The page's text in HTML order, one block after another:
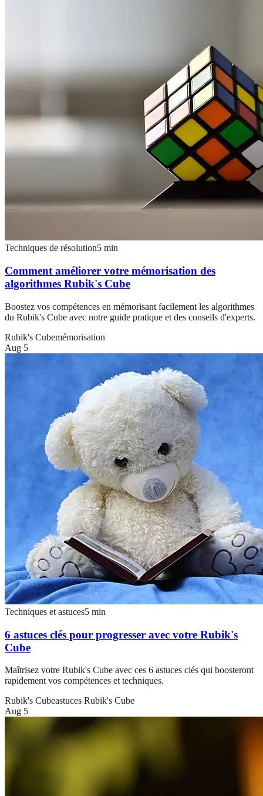
Techniques de résolution5 min
Comment améliorer votre mémorisation des
algorithmes Rubik's Cube
Boostez vos compétences en mémorisant facilement les algorithmes
du Rubik's Cube avec notre guide pratique et des conseils d'experts.
Rubik's Cubemémorisation
Aug 5
Techniques et astuces5 min
6 astuces clés pour progresser avec votre Rubik's
Cube
Maîtrisez votre Rubik's Cube avec ces 6 astuces clés qui boosteront
rapidement vos compétences et techniques.
Rubik's Cubeastuces Rubik's Cube
Aug 5